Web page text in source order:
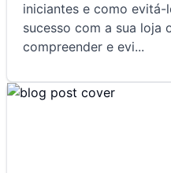
iniciantes e como evitá-
sucesso com a sua loja
compreender e evi...